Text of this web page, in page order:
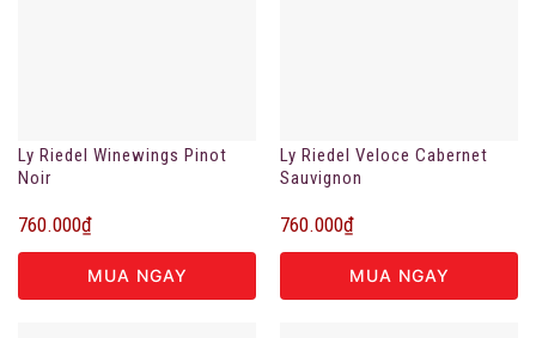
Ly Riedel Winewings Pinot
Noir
760.000₫
MUA NGAY
Ly Riedel Veloce Cabernet
Sauvignon
760.000₫
MUA NGAY